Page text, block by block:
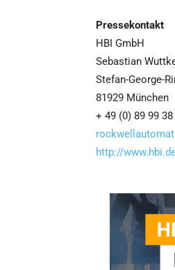
Pressekontakt
HBI GmbH
Sebastian
Stefan-George-
81929 München
+ 49 (0) 89 99
http://